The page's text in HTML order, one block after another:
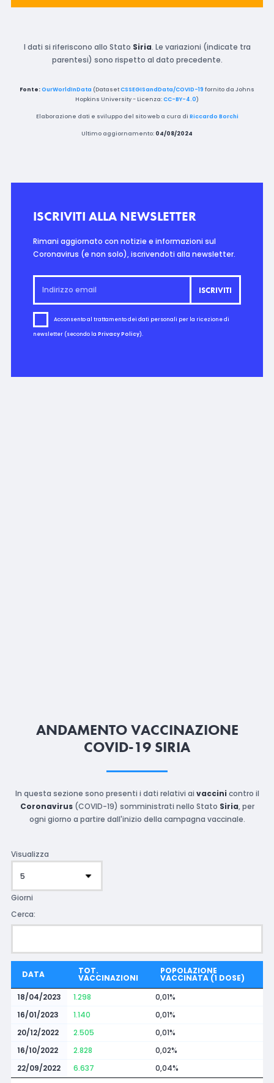
I dati si riferiscono allo Stato Siria. Le variazioni (indicate tra
parentesi) sono rispetto al dato precedente.
Fonte:OurWorldInData (DatasetCSSEGISandData/COVID-19 fornito da Johns
Hopkins University - Licenza:CC-BY-4.0)
Elaborazione dati e sviluppo del sito web a cura di Riccardo Borchi
Ultimo aggiornamento: 04/08/2024
ISCRIVITI ALLA NEWSLETTER
Rimani aggiornato con notizie e informazioni sul
Coronavirus (e non solo), iscrivendoti alla newsletter.
Acconsento al trattamento dei dati personali per la ricezione di
newsletter (secondo la Privacy Policy).
ANDAMENTO VACCINAZIONE
COVID-19 SIRIA
In questa sezione sono presenti i dati relativi ai vaccini contro il
Coronavirus(COVID-19) somministrati nello Stato Siria, per
ogni giorno a partire dall'inizio della campagna vaccinale.
Visualizza
Giorni
Cerca:
DATA TOT.
VACCINAZIONI
POPOLAZIONE
VACCINATA (1 DOSE)
18/04/2023
1.298
0,01%
16/01/2023
1.140
0,01%
20/12/2022
2.505
0,01%
16/10/2022
2.828
0,02%
22/09/2022
6.637
0,04%